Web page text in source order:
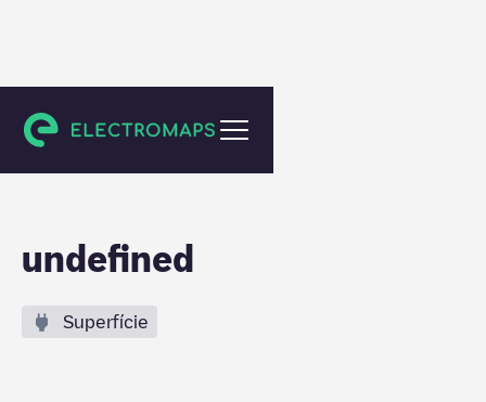
Woudenberg
undefined
Superfície